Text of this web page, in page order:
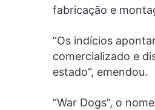
fabricação e
“Os indícios
comercializado e
estado”, emendou.
“War Dogs”, o